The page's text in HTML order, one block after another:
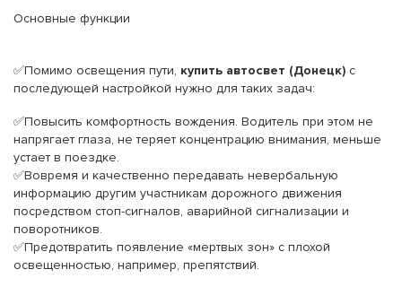
Основные функции
✅Помимо освещения пути, купить автосвет (Донецк) с
последующей настройкой нужно для таких задач:
✅Повысить комфортность вождения. Водитель при этом не
напрягает глаза, не теряет концентрацию внимания, меньше
устает в поездке.
✅Вовремя и качественно передавать невербальную
информацию другим участникам дорожного движения
посредством стоп-сигналов, аварийной сигнализации и
поворотников.
✅Предотвратить появление «мертвых зон» с плохой
освещенностью, например, препятствий.